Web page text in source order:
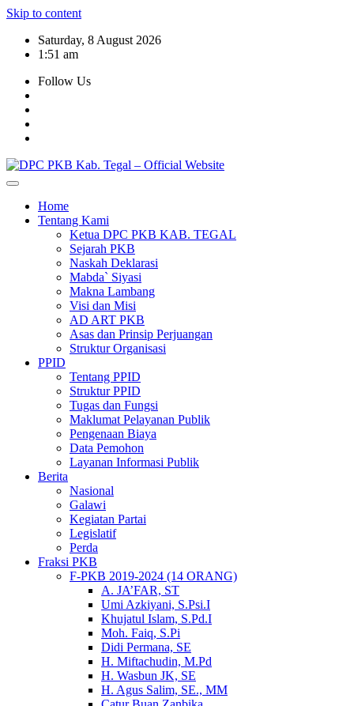
Skip to content
Saturday, 8 August 2026
1:51 am
Follow Us
Home
Tentang Kami
Ketua DPC PKB KAB. TEGAL
Sejarah PKB
Naskah Deklarasi
Mabda` Siyasi
Makna Lambang
Visi dan Misi
AD ART PKB
Asas dan Prinsip Perjuangan
Struktur Organisasi
PPID
Tentang PPID
Struktur PPID
Tugas dan Fungsi
Maklumat Pelayanan Publik
Pengenaan Biaya
Data Pemohon
Layanan Informasi Publik
Berita
Nasional
Galawi
Kegiatan Partai
Legislatif
Perda
Fraksi PKB
F-PKB 2019-2024 (14 ORANG)
A. JA’FAR, ST
Umi Azkiyani, S.Psi.I
Khujatul Islam, S.Pd.I
Moh. Faiq, S.Pi
Didi Permana, SE
H. Miftachudin, M.Pd
H. Wasbun JK, SE
H. Agus Salim, SE., MM